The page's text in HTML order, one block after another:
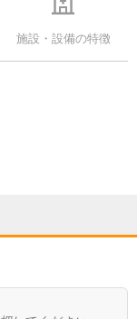
施設・設備の特徴